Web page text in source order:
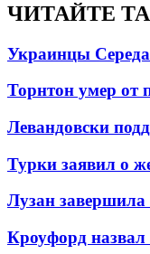
ЧИТАЙТЕ
Украинцы
Торнтон умер от
Левандовски
Турки заявил о
Лузан
Кроуфорд назвал